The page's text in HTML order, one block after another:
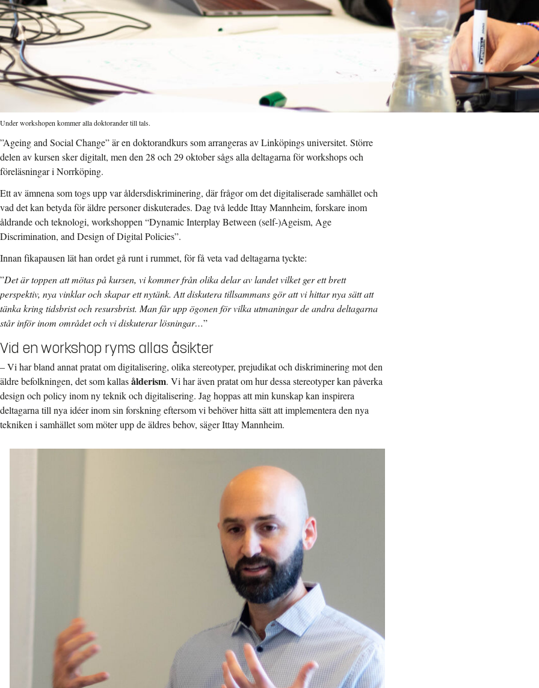
Under workshopen kommer alla doktorander till tals.
”Ageing and Social Change” är en doktorandkurs som arrangeras av Linköpings universitet. Större
delen av kursen sker digitalt, men den 28 och 29 oktober sågs alla deltagarna för workshops och
föreläsningar i Norrköping.
Ett av ämnena som togs upp var åldersdiskriminering, där frågor om det digitaliserade samhället och
vad det kan betyda för äldre personer diskuterades. Dag två ledde Ittay Mannheim, forskare inom
åldrande och teknologi, workshoppen “Dynamic Interplay Between (self-)Ageism, Age
Discrimination, and Design of Digital Policies”.
Innan fikapausen lät han ordet gå runt i rummet, för få veta vad deltagarna tyckte:
”Det är toppen att mötas på kursen, vi kommer från olika delar av landet vilket ger ett brett
perspektiv, nya vinklar och skapar ett nytänk. Att diskutera tillsammans gör att vi hittar nya sätt att
tänka kring tidsbrist och resursbrist. Man får upp ögonen för vilka utmaningar de andra deltagarna
står inför inom området och vi diskuterar lösningar…”
Vid en workshop ryms allas åsikter
–Vi har bland annat pratat om digitalisering, olika stereotyper, prejudikat och diskriminering mot den
äldre befolkningen, det som kallasålderism. Vi har även pratat om hur dessa stereotyper kan påverka
design och policy inom ny teknik och digitalisering. Jag hoppas att min kunskap kan inspirera
deltagarna till nya idéer inom sin forskning eftersom vi behöver hitta sätt att implementera den nya
tekniken i samhället som möter upp de äldres behov, säger Ittay Mannheim.